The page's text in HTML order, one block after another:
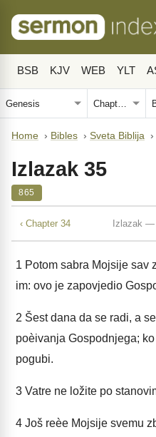
BSB KJV WEB YLT
Home › Bibles › Sveta Biblija ›
Izlazak 35
865
‹ Chapter 34 Izlazak —
1 Potom sabra Mojsije sav
im: ovo je zapovjedio
2 Šest dana da se radi, a
poèivanja Gospodnjega;
pogubi.
3 Vatre ne ložite po
4 Još reèe Mojsije svemu